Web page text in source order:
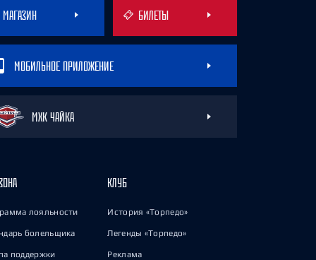
МАГАЗИН БИЛЕТЫ
МОБИЛЬНОЕ ПРИЛОЖЕНИЕ
МХК ЧАЙКА
лояльности
болельщика
поддержки
КЛУБ
История «Торпедо»
Легенды «Торпедо»
Реклама